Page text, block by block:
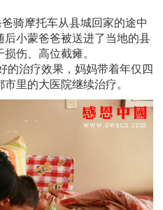
骑摩托车从县城回家的途中
小蒙爸爸被送进了当地的县
伤、高位截瘫。
的治疗效果，妈妈带着年仅四
里的大医院继续治疗。